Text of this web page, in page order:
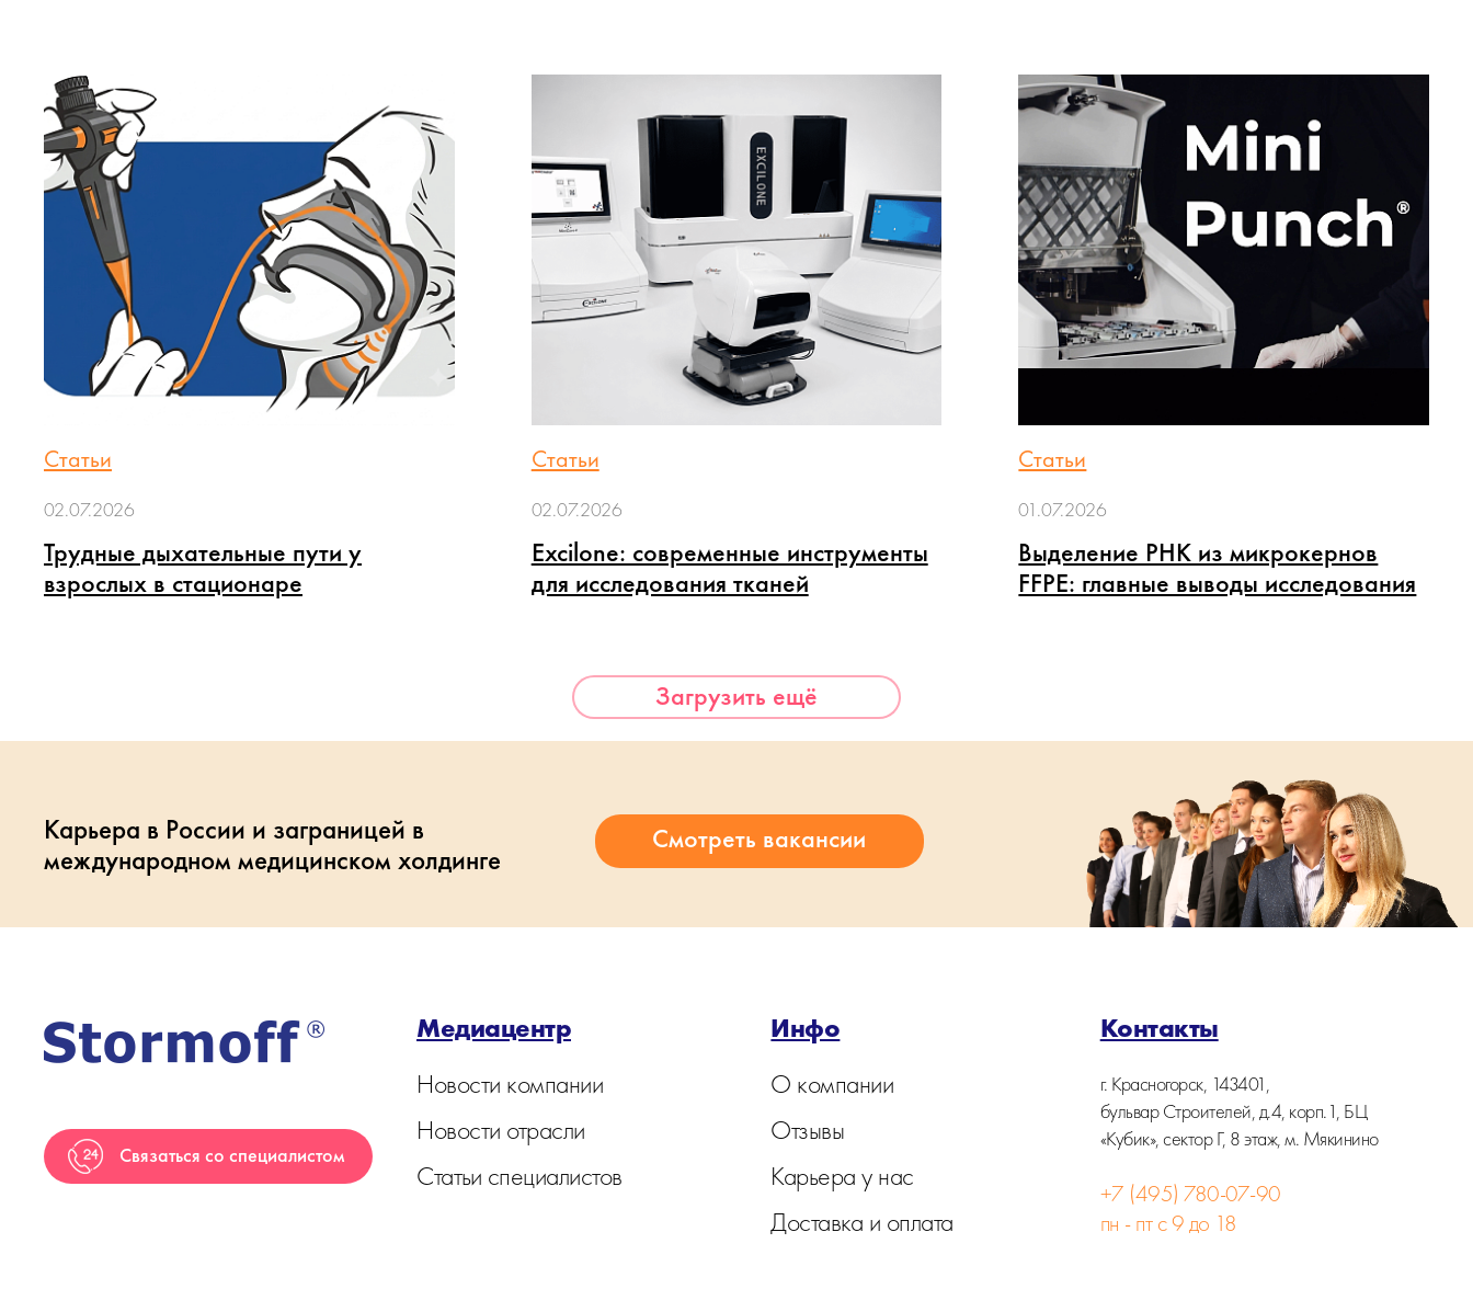
Статьи
02.07.2026
Трудные дыхательные пути у
взрослых в стационаре
Статьи
02.07.2026
Excilone: современные инструменты
для исследования тканей
Статьи
01.07.2026
Выделение РНК из микрокернов
FFPE: главные выводы исследования
Загрузить ещё
Карьера в России и заграницей в
международном медицинском холдинге
Связаться со специалистом
Медиацентр
Новости компании
Новости отрасли
Статьи специалистов
Инфо
О компании
Отзывы
Карьера у нас
Доставка и оплата
Контакты
г. Красногорск, 143401,
бульвар Строителей, д.4, корп.1, БЦ
«Кубик», сектор Г, 8 этаж, м. Мякинино
+7 (495) 780-07-90
пн - пт с 9 до 18